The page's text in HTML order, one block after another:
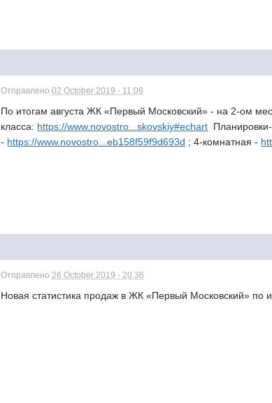
Отправлено02 October 2019 - 11:08
По итогам августа ЖК«Первый Московский» - на 2-ом
класса: https://www.novostro...skovskiy#echart
- https://www.novostro...eb158f59f9d693d ; 4-комнатная -
Отправлено26 October 2019 - 20:36
Новая статистика продаж вЖК«Первый Московский» по